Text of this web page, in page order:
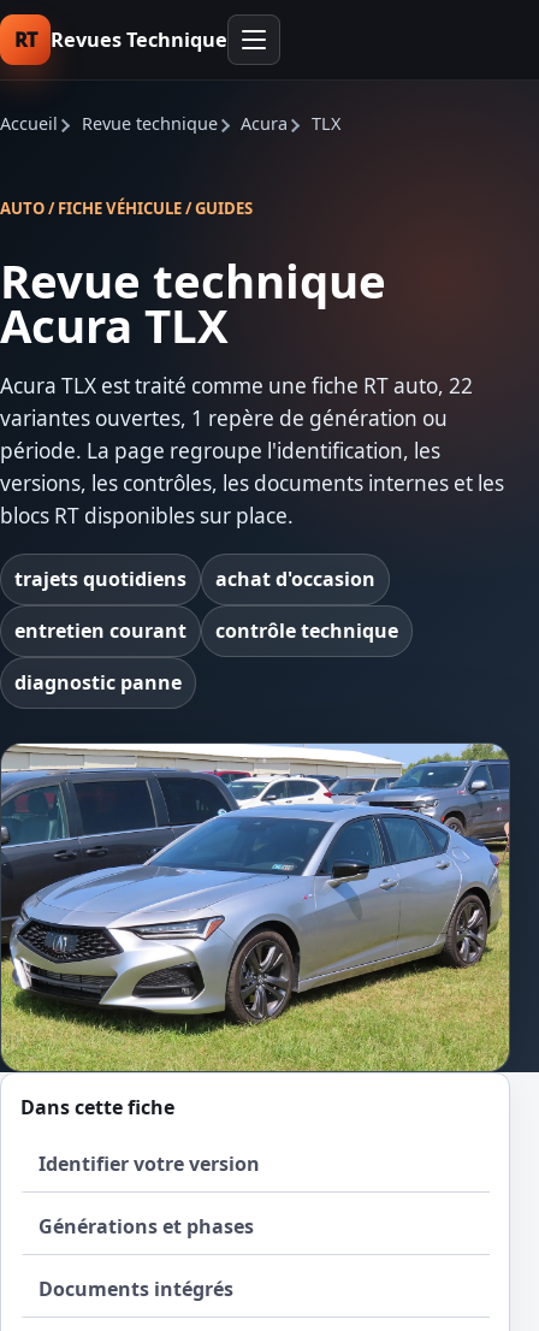
RT Revues Technique
Accueil Revue technique Acura TLX
AUTO / FICHE VÉHICULE / GUIDES
Revue technique
Acura TLX
Acura TLX est traité comme une fiche RT auto, 22
variantes ouvertes, 1 repère de génération ou
période. La page regroupe l'identification, les
versions, les contrôles, les documents internes et les
blocs RT disponibles sur place.
trajets quotidiens
achat d'occasion
entretien courant
contrôle technique
diagnostic panne
Dans cette fiche
Identifier votre version
Générations et phases
Documents intégrés